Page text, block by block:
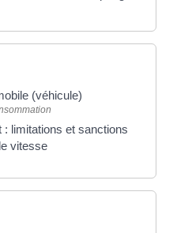
(véhicule)
: limitations et sanctions
vitesse